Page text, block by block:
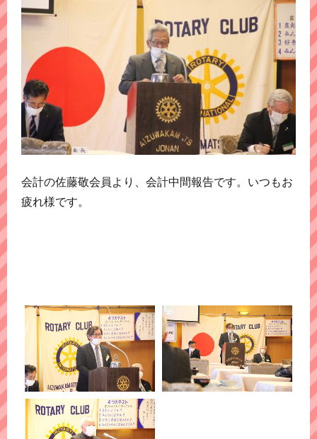
会計の佐藤敬会員より、会計中間報告です。いつもお
疲れ様です。